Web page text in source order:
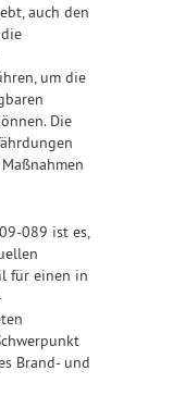
auch den
um die
Die
089 ist es,
für einen in
Brand- und